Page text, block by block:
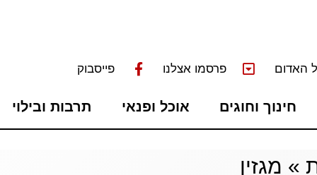
האדום פרסמו אצלנו פייסבוק
חינוך וחוגים אוכל ופנאי תרבות ובילוי
» מגזין